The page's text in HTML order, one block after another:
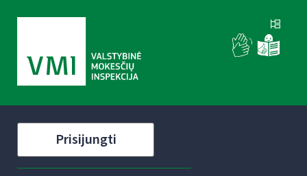
Prisijungti